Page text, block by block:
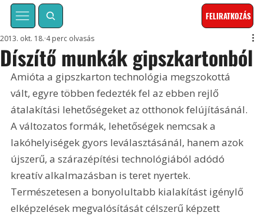
FELIRATKOZÁS
Díszítő munkák gipszkartonból
2013. okt. 18. 4 perc olvasás
Amióta a gipszkarton technológia megszokottá
vált, egyre többen fedezték fel az ebben rejlő
átalakítási lehetőségeket az otthonok felújításánál.
A változatos formák, lehetőségek nemcsak a
lakóhelyiségek gyors leválasztásánál, hanem azok
újszerű, a szárazépítési technológiából adódó
kreatív alkalmazásban is teret nyertek.
Természetesen a bonyolultabb kialakítást igénylő
elképzelések megvalósítását célszerű képzett